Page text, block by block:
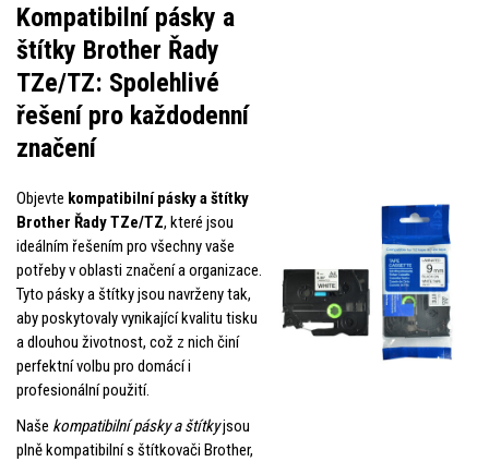
Kompatibilní pásky a
štítky Brother Řady
TZe/TZ: Spolehlivé
řešení pro každodenní
značení
Objevte kompatibilní pásky a štítky
Brother Řady TZe/TZ, které jsou
ideálním řešením pro všechny vaše
potřeby v oblasti značení a organizace.
Tyto pásky a štítky jsou navrženy tak,
aby poskytovaly vynikající kvalitu tisku
a dlouhou životnost, což z nich činí
perfektní volbu pro domácí i
profesionální použití.
Naše kompatibilní pásky a štítkyjsou
plně kompatibilní s štítkovači Brother,